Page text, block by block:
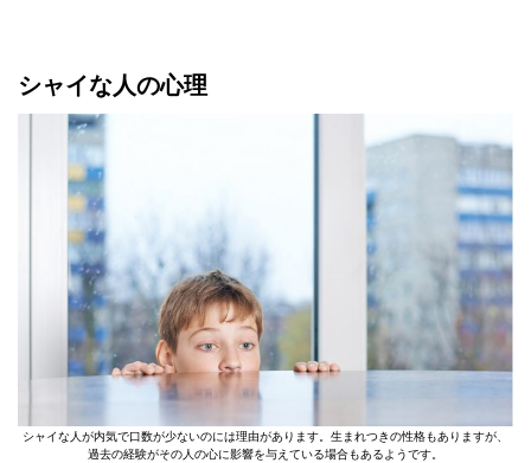
シャイな人の心理
シャイな人が内気で口数が少ないのには理由があります。生まれつきの性格もありますが、
過去の経験がその人の心に影響を与えている場合もあるようです。